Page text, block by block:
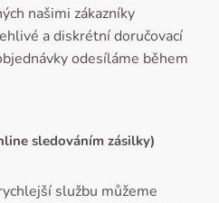
našimi zákazníky
a diskrétní doručovací
odesíláme během
sledováním zásilky)
službu můžeme